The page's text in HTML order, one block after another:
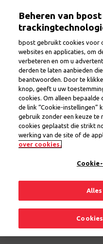
inhoud
Postbode
ProvincieBrussel
Regio Brussel
Interim Contract
2 vacatures
Beheren van
bpost gebruikt cookies voor
websites en applicaties, om
verbeteren en om u
derden te laten aanbieden
beantwoorden. Door te
knop, geeft u uw
cookies. Om alleen
de link “Cookie-instellingen”
gebruik zonder een keuze te
cookies geplaatst die strikt
werking van de site of de
over cookies.